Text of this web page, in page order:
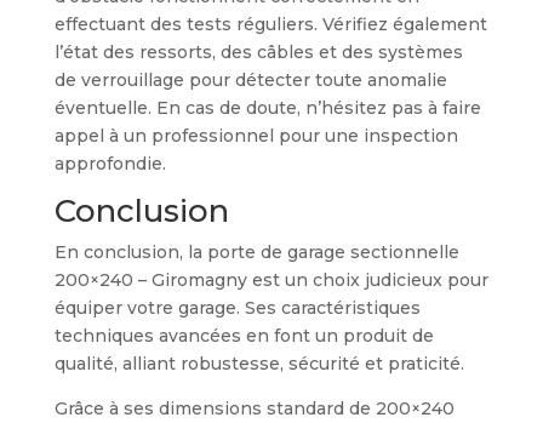
effectuant des tests réguliers. Vérifiez également
l’état des ressorts, des câbles et des systèmes
de verrouillage pour détecter toute anomalie
éventuelle. En cas de doute, n’hésitez pas à faire
appel à un professionnel pour une inspection
approfondie.
Conclusion
En conclusion, la porte de garage sectionnelle
200×240 – Giromagny est un choix judicieux pour
équiper votre garage. Ses caractéristiques
techniques avancées en font un produit de
qualité, alliant robustesse, sécurité et praticité.
Grâce à ses dimensions standard de 200×240